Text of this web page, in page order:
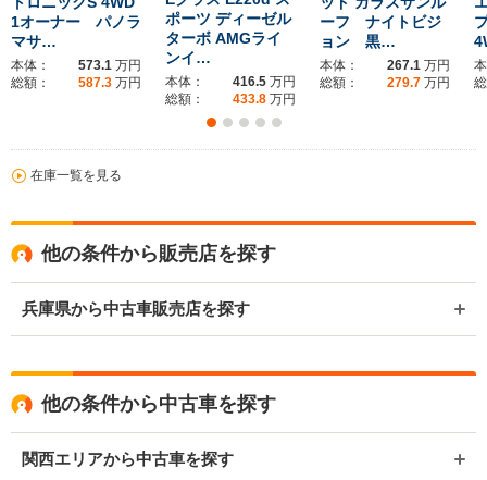
1オーナー パノラ
マサ…
本体： 573.1 万円
総額：
587.3 万円
ポーツ ディーゼル
ターボ AMGライ
ンイ…
本体： 416.5 万円
総額：
433.8 万円
ーフ ナイトビジ
ョン 黒…
本体： 267.1 万円
総額：
279.7 万円
在庫一覧を見る
他の条件から販売店を探す
兵庫県から中古車販売店を探す
他の条件から中古車を探す
関西エリアから中古車を探す